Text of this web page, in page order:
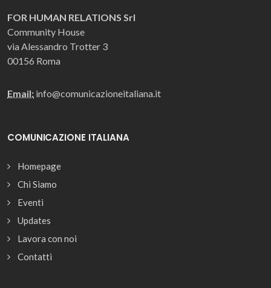
FOR HUMAN RELATIONS Srl
Community House
via Alessandro Trotter 3
00156 Roma
Email: info@comunicazioneitaliana.it
COMUNICAZIONE ITALIANA
Homepage
Chi Siamo
Eventi
Updates
Lavora con noi
Contatti